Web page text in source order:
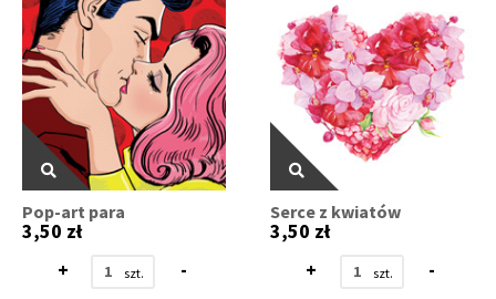
Pop-art para
3,50 zł
+
-
Serce z kwiatów
3,50 zł
+
-